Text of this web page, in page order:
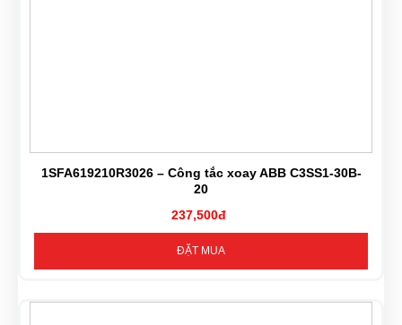
1SFA619210R3026 – Công tắc xoay ABB C3SS1-30B-
20
237,500đ
ĐẶT MUA